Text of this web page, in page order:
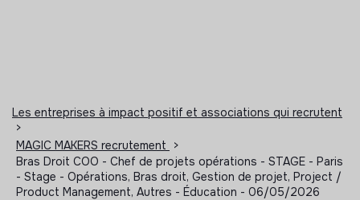
Les entreprises à impact positif et associations qui recrutent
>
MAGIC MAKERS recrutement
>
Bras Droit COO - Chef de projets opérations - STAGE - Paris
- Stage - Opérations, Bras droit, Gestion de projet, Project /
Product Management, Autres - Éducation - 06/05/2026